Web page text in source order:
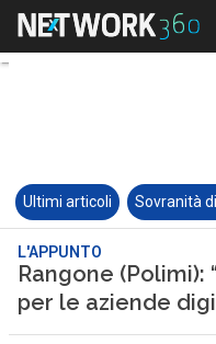
Ultimi articoli Sovranità
L'APPUNTO
Rangone
per le aziende